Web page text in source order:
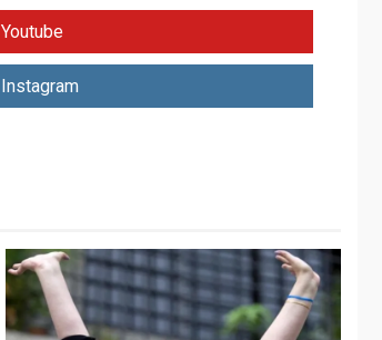
ECONOMÍA ÚLTIMA HORA
operativo y sin
nacionalización de
semana en 756,71
bolívares
POLÍTICA
TITULARES
ÚLTIMA HORA
Youtube
Instagram